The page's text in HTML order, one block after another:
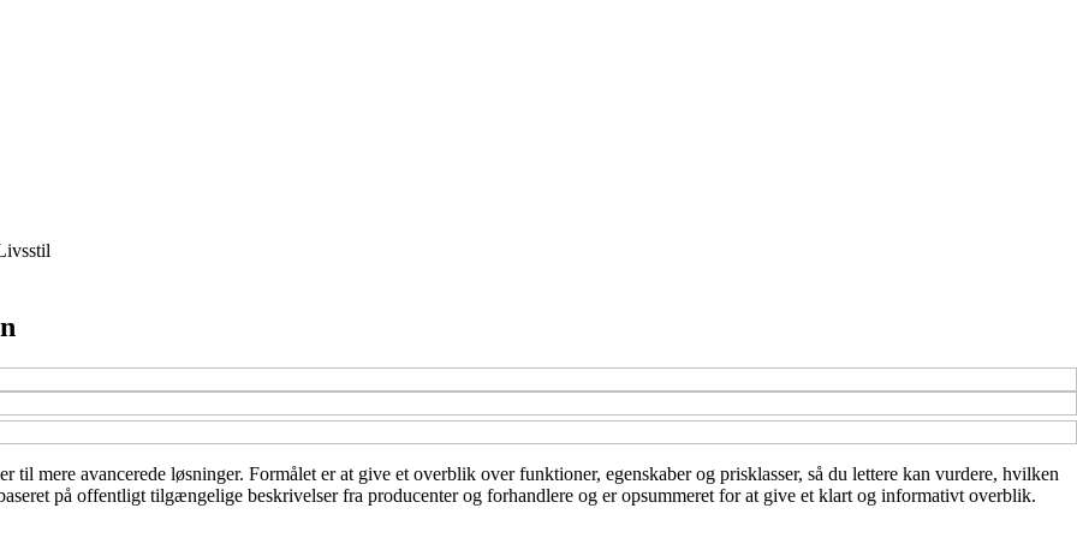
mere avancerede løsninger. Formålet er at give et overblik over funktioner, egenskaber og prisklasser, så du lettere kan vurdere, hvilken
på offentligt tilgængelige beskrivelser fra producenter og forhandlere og er opsummeret for at give et klart og informativt overblik.